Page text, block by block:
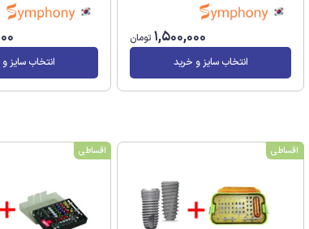
1,500,000 تومان
انتخاب سایز و خرید انتخاب سایز
اقساطی اقساطی